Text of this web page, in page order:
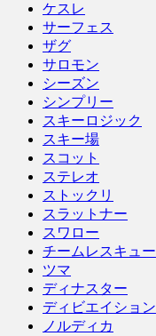
ケスレ
サーフェス
ザグ
サロモン
シーズン
シンプリー
スキーロジック
スキー場
スコット
ステレオ
ストックリ
スラットナー
スワロー
チームレスキュー
ツマ
ディナスター
ディビエイション
ノルディカ